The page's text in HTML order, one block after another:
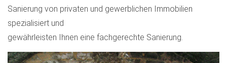
Sanierung von privaten und gewerblichen Immobilien
spezialisiert und
gewährleisten Ihnen eine fachgerechte Sanierung.